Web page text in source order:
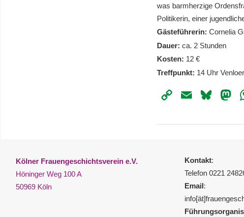
was barmherzige
Politikerin, einer
Gästeführerin: Cornelia
Dauer: ca. 2 Stunden
Kosten: 12 €
Treffpunkt: 14 Uhr
CopyEmail
Kölner Frauengeschichtsverein e.V.
Höninger Weg 100 A
50969 Köln
Kontakt:
Telefon 0221
Email: